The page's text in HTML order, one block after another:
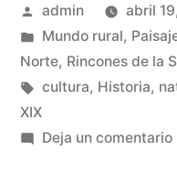
Publicado
por
admin
abril
Publicado
en
Mundo rural,
Norte, Rincones de la
Etiquetas:
cultura, Historia,
XIX
Deja un comentario